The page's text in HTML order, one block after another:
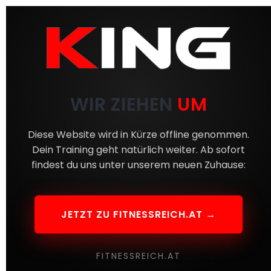
WIR ZIEHEN UM
Diese Website wird in Kürze offline genommen.
Dein Training geht natürlich weiter. Ab sofort
findest du uns unter unserem neuen Zuhause:
JETZT ZU FITNESSREICH.AT →
FITNESSREICH.AT